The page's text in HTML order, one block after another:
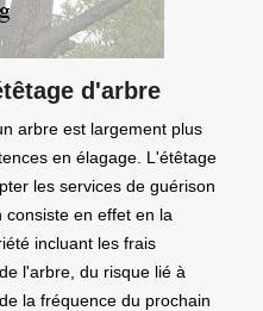
d'arbre
arbre est largement plus
en élagage. L'étêtage
les services de guérison
consiste en effet en la
incluant les frais
l'arbre, du risque lié à
la fréquence du prochain